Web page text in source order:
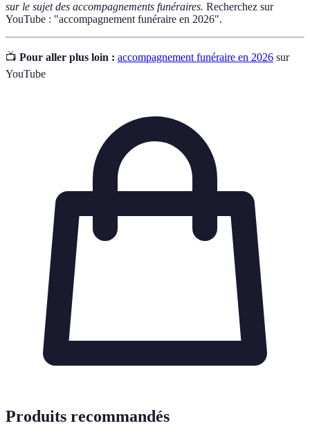
sur le sujet des accompagnements funéraires. Recherchez sur
YouTube : "accompagnement funéraire en 2026".
📺 Pour aller plus loin : accompagnement funéraire en 2026 sur
YouTube
Produits recommandés